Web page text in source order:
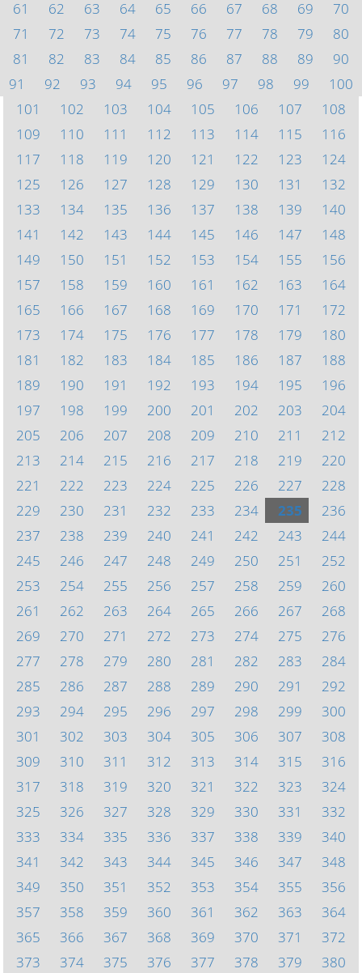
61
62 63 64 65 66 67 68 69
70
71
72 73 74 75 76 77 78 79
80
81
82 83 84 85 86 87 88 89
90
91
92 93 94 95 96 97 98 99
100
101
102 103 104 105 106 107
108
109
110 111 112 113 114 115
116
117
118 119 120 121 122 123
124
125
126 127 128 129 130 131
132
133
134 135 136 137 138 139
140
141
142 143 144 145 146 147
148
149
150 151 152 153 154 155
156
157
158 159 160 161 162 163
164
165
166 167 168 169 170 171
172
173
174 175 176 177 178 179
180
181
182 183 184 185 186 187
188
189
190 191 192 193 194 195
196
197
198 199 200 201 202 203
204
205
206 207 208 209 210 211
212
213
214 215 216 217 218 219
220
221
222 223 224 225 226 227
228
229
230 231 232 233 234 235
236
237
238 239 240 241 242 243
244
245
246 247 248 249 250 251
252
253
254 255 256 257 258 259
260
261
262 263 264 265 266 267
268
269
270 271 272 273 274 275
276
277
278 279 280 281 282 283
284
285
286 287 288 289 290 291
292
293
294 295 296 297 298 299
300
301
302 303 304 305 306 307
308
309
310 311 312 313 314 315
316
317
318 319 320 321 322 323
324
325
326 327 328 329 330 331
332
333
334 335 336 337 338 339
340
341
342 343 344 345 346 347
348
349
350 351 352 353 354 355
356
357
358 359 360 361 362 363
364
365
366 367 368 369 370 371
372
373
374 375 376 377 378 379 380